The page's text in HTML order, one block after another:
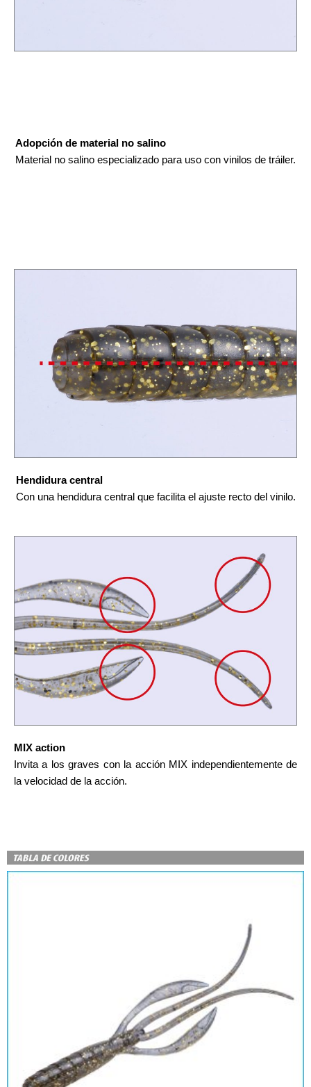
Adopción de material no salino
Material no salino especializado para uso con vinilos de tráiler.
Hendidura central
Con una hendidura central que facilita el ajuste recto del vinilo.
MIX action
Invita a los graves con la acción MIX independientemente de
la velocidad de la acción.